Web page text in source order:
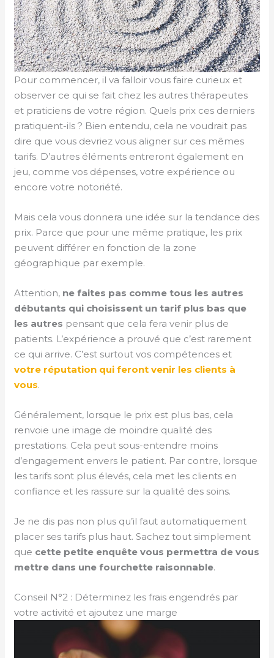
Pour commencer, il va falloir vous faire curieux et
observer ce qui se fait chez les autres thérapeutes
et praticiens de votre région. Quels prix ces derniers
pratiquent-ils ? Bien entendu, cela ne voudrait pas
dire que vous devriez vous aligner sur ces mêmes
tarifs. D’autres éléments entreront également en
jeu, comme vos dépenses, votre expérience ou
encore votre notoriété.
Mais cela vous donnera une idée sur la tendance des
prix. Parce que pour une même pratique, les prix
peuvent différer en fonction de la zone
géographique par exemple.
Attention, ne faites pas comme tous les autres
débutants qui choisissent un tarif plus bas que
les autres pensant que cela fera venir plus de
patients. L’expérience a prouvé que c’est rarement
ce qui arrive. C’est surtout vos compétences et
votre réputation qui feront venir les clients à
vous.
Généralement, lorsque le prix est plus bas, cela
renvoie une image de moindre qualité des
prestations. Cela peut sous-entendre moins
d’engagement envers le patient. Par contre, lorsque
les tarifs sont plus élevés, cela met les clients en
confiance et les rassure sur la qualité des soins.
Je ne dis pas non plus qu’il faut automatiquement
placer ses tarifs plus haut. Sachez tout simplement
que cette petite enquête vous permettra de vous
mettre dans une fourchette raisonnable.
Conseil N°2 : Déterminez les frais engendrés par
votre activité et ajoutez une marge